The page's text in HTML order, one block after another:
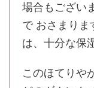
場合もござい
で おさまりま
は、十分な保
このほてりや